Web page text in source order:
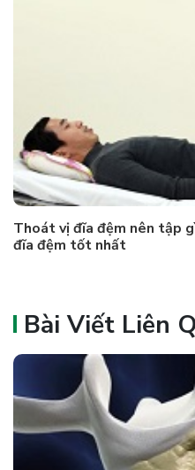
Thoát vị đĩa đệm nên tập
đĩa đệm tốt nhất
Bài Viết Liên